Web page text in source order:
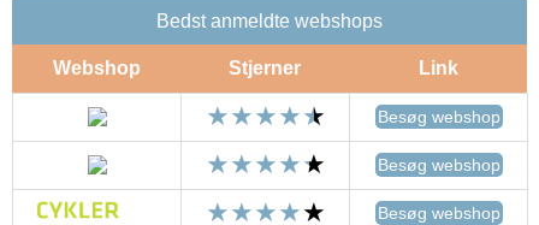
Bedst anmeldte webshops
Webshop Stjerner Link
Besøg webshop
Besøg webshop
Besøg webshop